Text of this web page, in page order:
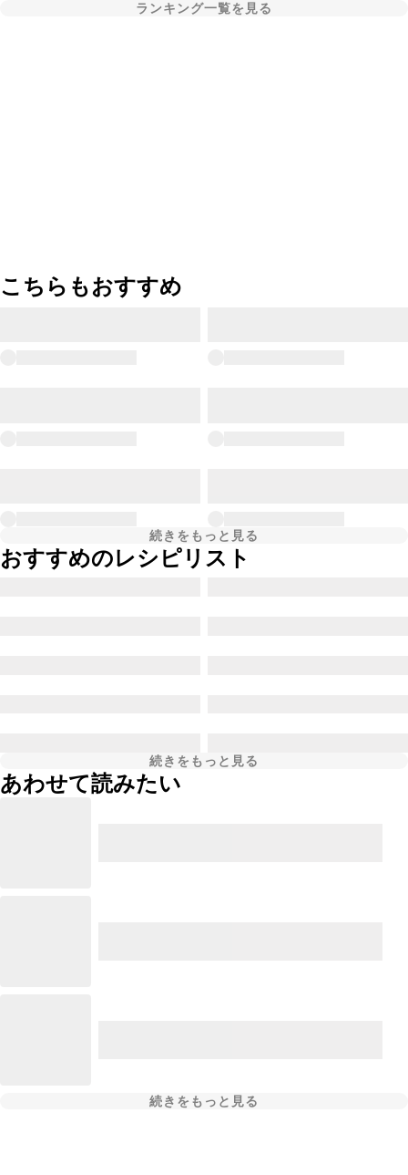
ランキング一覧を見る
こちらもおすすめ
続きをもっと見る
おすすめのレシピリスト
続きをもっと見る
あわせて読みたい
続きをもっと見る